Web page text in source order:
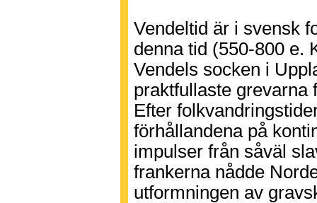
Vendeltid är i svensk
denna tid (550-800 e.
Vendels socken i
praktfullaste grevarna
Efter
förhållandena på
impulser från såväl
frankerna nådde
utformningen av